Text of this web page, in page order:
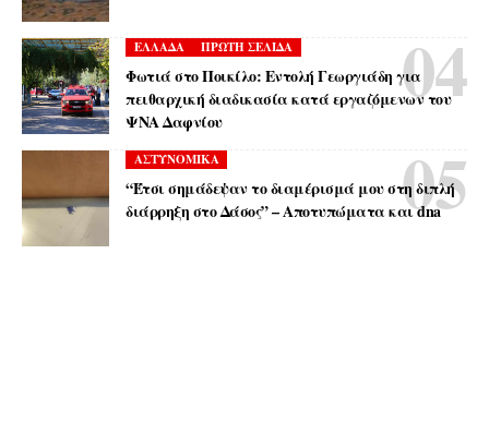
ΕΛΛΑΔΑ ΠΡΩΤΗ ΣΕΛΙΔΑ
Φωτιά στο Ποικίλο: Εντολή Γεωργιάδη για
πειθαρχική διαδικασία κατά εργαζόμενων του
ΨΝΑ Δαφνίου
ΑΣΤΥΝΟΜΙΚΑ
“Έτσι σημάδεψαν το διαμέρισμά μου στη διπλή
διάρρηξη στο Δάσος” – Αποτυπώματα και dna